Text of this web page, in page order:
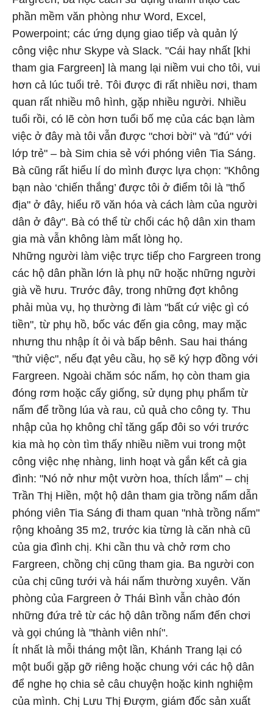
phần mềm văn phòng như Word, Excel,
Powerpoint; các ứng dụng giao tiếp và quản lý
công việc như Skype và Slack. "Cái hay nhất [khi
tham gia Fargreen] là mang lại niềm vui cho tôi, vui
hơn cả lúc tuổi trẻ. Tôi được đi rất nhiều nơi, tham
quan rất nhiều mô hình, gặp nhiều người. Nhiều
tuổi rồi, có lẽ còn hơn tuổi bố mẹ của các bạn làm
việc ở đây mà tôi vẫn được "chơi bời" và "đú" với
lớp trẻ" – bà Sim chia sẻ với phóng viên Tia Sáng.
Bà cũng rất hiểu lí do mình được lựa chọn: "Không
bạn nào ‘chiến thắng’ được tôi ở điểm tôi là "thổ
địa" ở đây, hiểu rõ văn hóa và cách làm của người
dân ở đây". Bà có thể từ chối các hộ dân xin tham
gia mà vẫn không làm mất lòng họ.
Những người làm việc trực tiếp cho Fargreen trong
các hộ dân phần lớn là phụ nữ hoặc những người
già về hưu. Trước đây, trong những đợt không
phải mùa vụ, họ thường đi làm "bất cứ việc gì có
tiền", từ phụ hồ, bốc vác đến gia công, may mặc
nhưng thu nhập ít ỏi và bấp bênh. Sau hai tháng
"thử việc", nếu đạt yêu cầu, họ sẽ ký hợp đồng với
Fargreen. Ngoài chăm sóc nấm, họ còn tham gia
đóng rơm hoặc cấy giống, sử dụng phụ phẩm từ
nấm để trồng lúa và rau, củ quả cho công ty. Thu
nhập của họ không chỉ tăng gấp đôi so với trước
kia mà họ còn tìm thấy nhiều niềm vui trong một
công việc nhẹ nhàng, linh hoạt và gắn kết cả gia
đình: "Nó nở như một vườn hoa, thích lắm" – chị
Trần Thị Hiền, một hộ dân tham gia trồng nấm dẫn
phóng viên Tia Sáng đi tham quan "nhà trồng nấm"
rộng khoảng 35 m2, trước kia từng là căn nhà cũ
của gia đình chị. Khi cần thu và chở rơm cho
Fargreen, chồng chị cũng tham gia. Ba người con
của chị cũng tưới và hái nấm thường xuyên. Văn
phòng của Fargreen ở Thái Bình vẫn chào đón
những đứa trẻ từ các hộ dân trồng nấm đến chơi
và gọi chúng là "thành viên nhí".
Ít nhất là mỗi tháng một lần, Khánh Trang lại có
một buổi gặp gỡ riêng hoặc chung với các hộ dân
để nghe họ chia sẻ câu chuyện hoặc kinh nghiệm
của mình. Chị Lưu Thị Đượm, giám đốc sản xuất